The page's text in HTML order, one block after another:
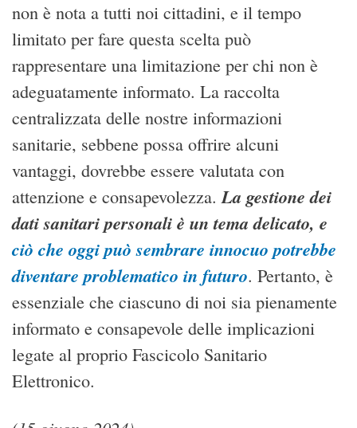
non è nota a tutti noi cittadini, e il tempo
limitato per fare questa scelta può
rappresentare una limitazione per chi non è
adeguatamente informato. La raccolta
centralizzata delle nostre informazioni
sanitarie, sebbene possa offrire alcuni
vantaggi, dovrebbe essere valutata con
attenzione e consapevolezza.La gestione dei
dati sanitari personali è un tema delicato, e
ciò che oggi può sembrare innocuo potrebbe
diventare problematico in futuro. Pertanto, è
essenziale che ciascuno di noi sia pienamente
informato e consapevole delle implicazioni
legate al proprio Fascicolo Sanitario
Elettronico.